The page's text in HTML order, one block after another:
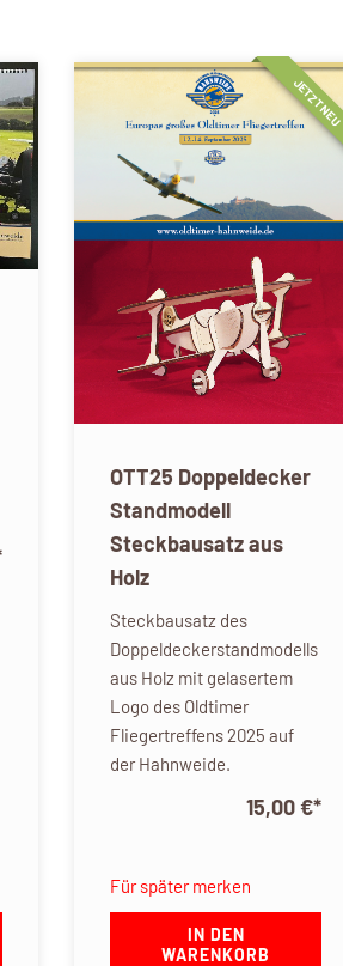
JETZT NEU
OTT25 Doppeldecker
Standmodell
Steckbausatz aus
Holz
Steckbausatz des
Doppeldeckerstandmodells
aus Holz mit gelasertem
Logo des Oldtimer
Fliegertreffens 2025 auf
der Hahnweide.
15,00 €*
Für später merken
IN DEN
WARENKORB